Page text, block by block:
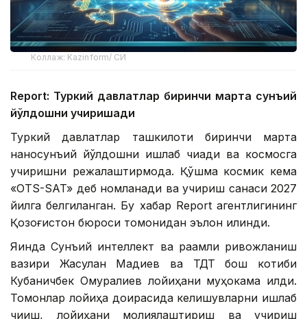
Коллаж: Kazinform/ СИ
Report: Туркий давлатлар биринчи марта сунъий
йўлдошни учиришади
Туркий давлатлар ташкилоти биринчи марта
наносунъий йўлдошни ишлаб чиқади ва космосга
учиришни режалаштирмоқда. Қўшма космик кема
«OTS-SAT» деб номланади ва учириш санаси 2027
йилга белгиланган. Бу хабар Report агентлигининг
Қозоғистон бюроси томонидан эълон қилинди.
Яқинда Сунъий интеллект ва рақамли ривожланиш
вазири Жасулан Мадиев ва ТДТ бош котиби
Кубаничбек Омуралиев лойиҳани муҳокама қилди.
Томонлар лойиҳа доирасида келишувларни ишлаб
чиқиш, лойиҳани молиялаштириш ва учириш